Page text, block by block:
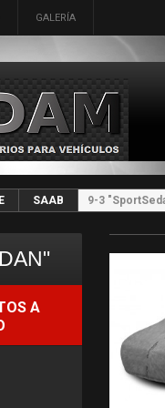
GALERÍA
SAAB 9-3
A